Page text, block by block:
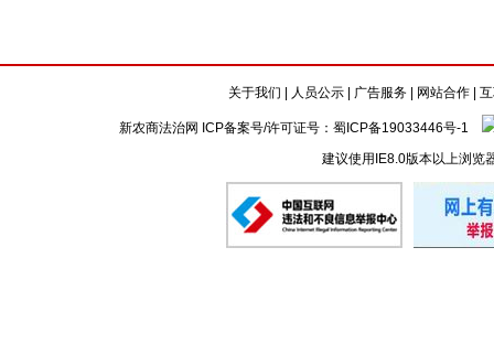
关于我们 人员公示| 广告服务| 网站合作|
新农商法治网 ICP备案号/许可证号： 蜀ICP备19033446号-1
建议使用IE8.0版本以上浏览